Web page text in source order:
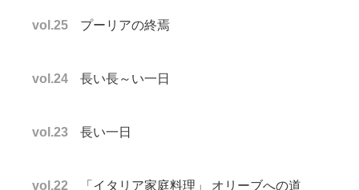
vol.25 プーリアの終焉
vol.24 長い長～い一日
vol.23 長い一日
vol.22 「イタリア家庭料理」 オリーブへの道